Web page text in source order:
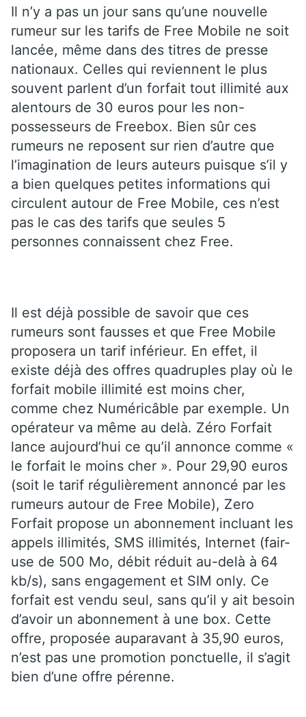
Il n’y a pas un jour sans qu’une nouvelle
rumeur sur les tarifs de Free Mobile ne soit
lancée, même dans des titres de presse
nationaux. Celles qui reviennent le plus
souvent parlent d’un forfait tout illimité aux
alentours de 30 euros pour les non-
possesseurs de Freebox. Bien sûr ces
rumeurs ne reposent sur rien d’autre que
l’imagination de leurs auteurs puisque s’il y
a bien quelques petites informations qui
circulent autour de Free Mobile, ces n’est
pas le cas des tarifs que seules 5
personnes connaissent chez Free.
Il est déjà possible de savoir que ces
rumeurs sont fausses et que Free Mobile
proposera un tarif inférieur. En effet, il
existe déjà des offres quadruples play où le
forfait mobile illimité est moins cher,
comme chez Numéricâble par exemple. Un
opérateur va même au delà. Zéro Forfait
lance aujourd’hui ce qu’il annonce comme «
le forfait le moins cher ». Pour 29,90 euros
(soit le tarif régulièrement annoncé par les
rumeurs autour de Free Mobile), Zero
Forfait propose un abonnement incluant les
appels illimités, SMS illimités, Internet (fair-
use de 500 Mo, débit réduit au-delà à 64
kb/s), sans engagement et SIM only. Ce
forfait est vendu seul, sans qu’il y ait besoin
d’avoir un abonnement à une box. Cette
offre, proposée auparavant à 35,90 euros,
n’est pas une promotion ponctuelle, il s’agit
bien d’une offre pérenne.